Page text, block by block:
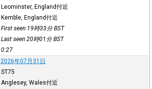
Leominster, England付近
Kemble, England付近
First seen 19時33分BST
Last seen 20時01分BST
0:27
2026年07月31日
ST75
Anglesey, Wales付近